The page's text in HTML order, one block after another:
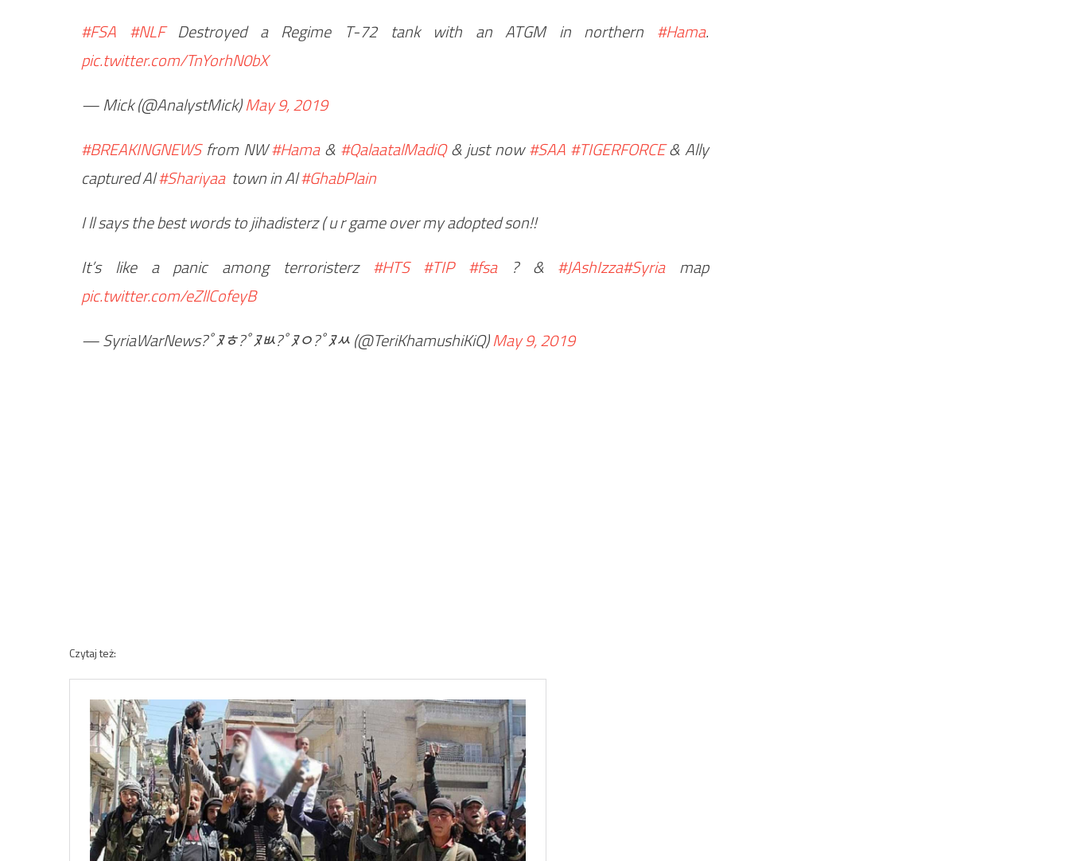
#FSA #NLFDestroyed a Regime T-72 tank with an ATGM in northern #Hama.
pic.twitter.com/TnYorhN0bX
— Mick (@AnalystMick)May 9, 2019
#BREAKINGNEWSfrom NW#Hama& #QalaatalMadiQ& just now#SAA #TIGERFORCE& Ally
captured Al#Shariyaatown in Al#GhabPlain
I ll says the best words to jihadisterz ( u r game over my adopted son!!
It’s like a panic among terroristerz #HTS #TIP #fsa? & #JAshIzza#Syriamap
pic.twitter.com/eZllCofeyB
— SyriaWarNews?￰ﾟﾇﾾ?￰ﾟﾇﾴ?￰ﾟﾇﾷ?￰ﾟﾇﾶ (@TeriKhamushiKiQ)May 9, 2019
Czytaj też: